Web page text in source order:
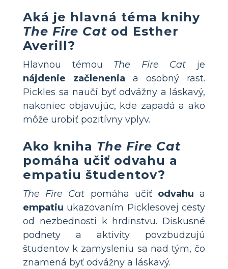
Aká je hlavná téma knihy
The Fire Cat od Esther
Averill?
Hlavnou témou The Fire Cat je
nájdenie začlenenia a osobný rast.
Pickles sa naučí byť odvážny a láskavý,
nakoniec objavujúc, kde zapadá a ako
môže urobiť pozitívny vplyv.
Ako kniha The Fire Cat
pomáha učiť odvahu a
empatiu študentov?
The Fire Cat pomáha učiť odvahu a
empatiu ukazovaním Picklesovej cesty
od nezbednosti k hrdinstvu. Diskusné
podnety a aktivity povzbudzujú
študentov k zamysleniu sa nad tým, čo
znamená byť odvážny a láskavý.